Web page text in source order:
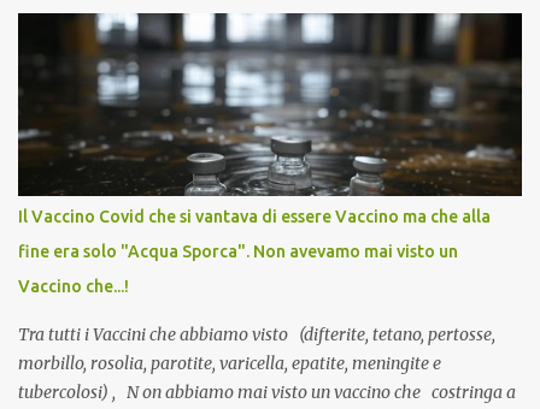
pandemia. Un interrogativo che dovrebbe scuotere chiunque abbia
ancora il coraggio di pensare con la propria testa. Per il vaccino
anti-Covid, un pro-farmaco, con autorizzazione condizionata,
sviluppato in tempi record, con tecnologie mai utilizzate prima su
larga scala, ancora oggetto di studio e di discussione
internazionale serve solo una firma. La tua. Lo si somministra
anche a persone sane, giovani, senza fattori di rischio, spesso già
serve una prescrizione. Non c’è diagnosi. Non c’è presa in carico.
L’unico atto richiesto è una fi...
Il Vaccino Covid che si vantava di essere Vaccino ma che alla
fine era solo "Acqua Sporca". Non avevamo mai visto un
Vaccino che...!
Tra tutti i Vaccini che abbiamo visto (difterite, tetano, pertosse,
morbillo, rosolia, parotite, varicella, epatite, meningite e
tubercolosi) , N on abbiamo mai visto un vaccino che costringa a